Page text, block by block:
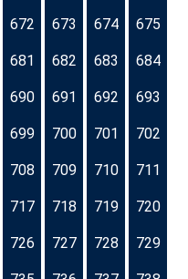
672 673 674 675
681 682 683 684
690 691 692 693
699 700 701 702
708 709 710 711
717 718 719 720
726 727 728 729